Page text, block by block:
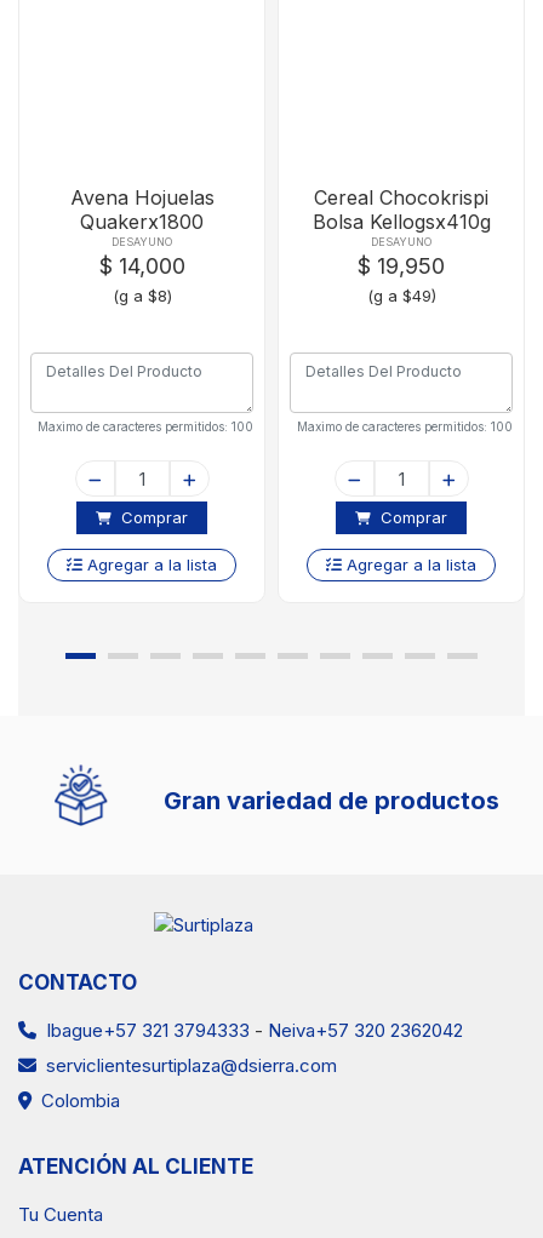
Avena Hojuelas
Quakerx1800
DESAYUNO
$ 14,000
(g a $8)
Maximo de caracteres permitidos: 100
Comprar
Agregar a la lista
Cereal Chocokrispi
Bolsa Kellogsx410g
DESAYUNO
$ 19,950
(g a $49)
Maximo de caracteres permitidos: 100
Comprar
Agregar a la lista
Gran variedad de productos
CONTACTO
Ibague+57 321 3794333 - Neiva+57 320 2362042
serviclientesurtiplaza@dsierra.com
Colombia
ATENCIÓN AL CLIENTE
Tu Cuenta